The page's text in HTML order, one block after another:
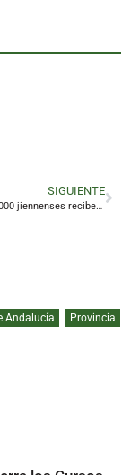
SIGUIENTE
Más de 56.000 jiennenses reciben el Ingreso Mínimo Vital: 23.721 son menores
Andalucía
Provincia